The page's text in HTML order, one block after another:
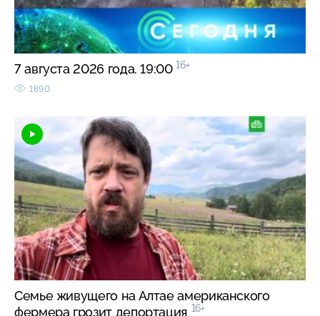
7 августа 2026 года. 19:00 16+
1890
Семье живущего на Алтае американского
фермера грозит депортация 16+